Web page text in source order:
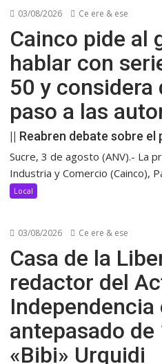
03/08/2026 Ce ere & ese
Cainco pide al
hablar con
50 y considera
paso a las
|| Reabren debate sobre el
Sucre, 3 de agosto (ANV).- La
Industria y Comercio (Cainco),
Local
03/08/2026 Ce ere & ese
Casa de la
redactor del
Independencia
antepasado de
«Bibi» Urquidi